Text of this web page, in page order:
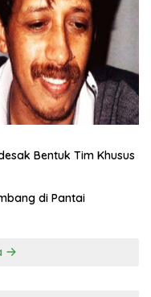
Bentuk Tim Khusus
di Pantai